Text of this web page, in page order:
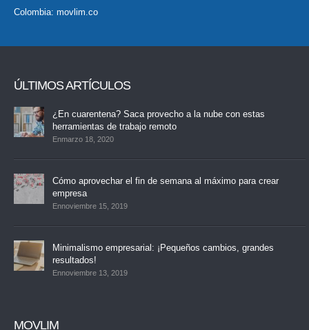
Colombia: movlim.co
ÚLTIMOS ARTÍCULOS
¿En cuarentena? Saca provecho a la nube con estas
herramientas de trabajo remoto
Enmarzo 18, 2020
Cómo aprovechar el fin de semana al máximo para crear
empresa
Ennoviembre 15, 2019
Minimalismo empresarial: ¡Pequeños cambios, grandes
resultados!
Ennoviembre 13, 2019
MOVLIM